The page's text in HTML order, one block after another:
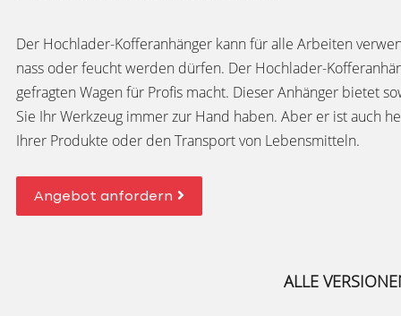
Der Hochlader-Kofferanhänger kann für alle Arbeiten
nass oder feucht werden dürfen. Der Hochlader-
gefragten Wagen für Profis macht. Dieser Anhänger bietet
Sie Ihr Werkzeug immer zur Hand haben. Aber er ist auch
Ihrer Produkte oder den Transport von Lebensmitteln.
Angebot anfordern
ALLE